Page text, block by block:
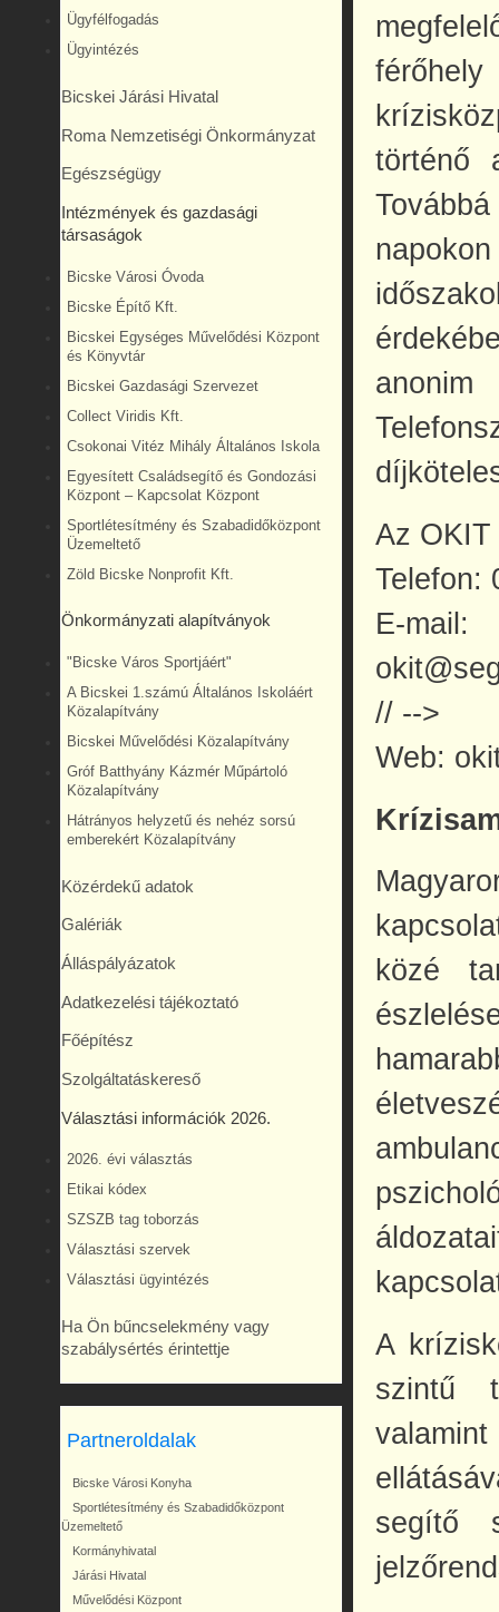
Ügyfélfogadás
Ügyintézés
Bicskei Járási Hivatal
Roma Nemzetiségi Önkormányzat
Egészségügy
Intézmények és gazdasági
társaságok
Bicske Városi Óvoda
Bicske Építő Kft.
Bicskei Egységes Művelődési Központ
és Könyvtár
Bicskei Gazdasági Szervezet
Collect Viridis Kft.
Csokonai Vitéz Mihály Általános Iskola
Egyesített Családsegítő és Gondozási
Központ – Kapcsolat Központ
Sportlétesítmény és Szabadidőközpont
Üzemeltető
Zöld Bicske Nonprofit Kft.
Önkormányzati alapítványok
"Bicske Város Sportjáért"
A Bicskei 1.számú Általános Iskoláért
Közalapítvány
Bicskei Művelődési Közalapítvány
Gróf Batthyány Kázmér Műpártoló
Közalapítvány
Hátrányos helyzetű és nehéz sorsú
emberekért Közalapítvány
Közérdekű adatok
Galériák
Álláspályázatok
Adatkezelési tájékoztató
Főépítész
Szolgáltatáskereső
Választási információk 2026.
2026. évi választás
Etikai kódex
SZSZB tag toborzás
Választási szervek
Választási ügyintézés
Ha Ön bűncselekmény vagy
szabálysértés érintettje
Partneroldalak
Bicske Városi Konyha
Sportlétesítmény és Szabadidőközpont
Üzemeltető
Kormányhivatal
Járási Hivatal
Művelődési Központ
történő
Az
Telefon:
E-mail:
// -->
Web:
közé
A
szintű
segítő